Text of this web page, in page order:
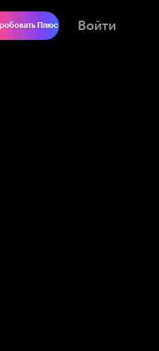
Плюс Войти